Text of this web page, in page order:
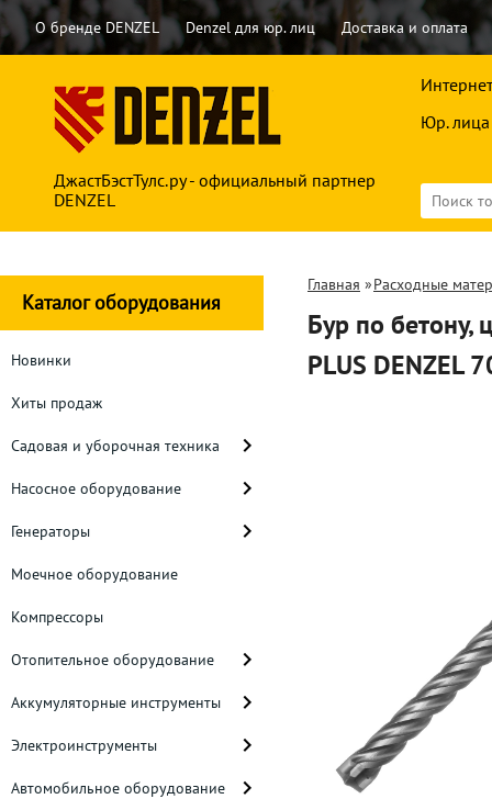
О бренде DENZEL Denzel для юр. лиц Доставка и оплата
ДжастБэстТулс.ру - официальный партнер
DENZEL
Юр. лица
Каталог оборудования
Новинки
Хиты продаж
Садовая и уборочная техника
Насосное оборудование
Генераторы
Моечное оборудование
Компрессоры
Отопительное оборудование
Аккумуляторные инструменты
Электроинструменты
Автомобильное оборудование
Главная »Расходные
Бур по бетону,
PLUS DENZEL